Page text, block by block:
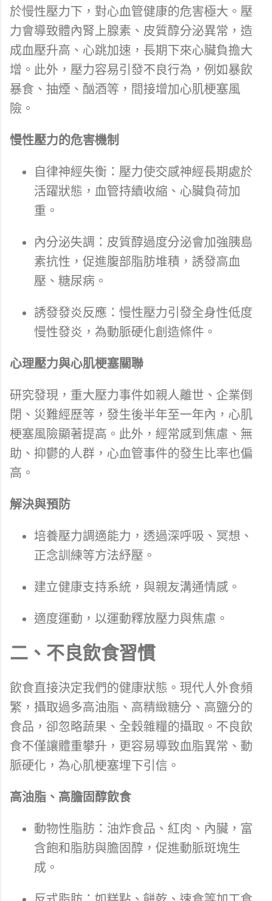
於慢性壓力下，對心血管健康的危害極大。壓
力會導致體內腎上腺素、皮質醇分泌異常，造
成血壓升高、心跳加速，長期下來心臟負擔大
增。此外，壓力容易引發不良行為，例如暴飲
暴食、抽煙、酗酒等，間接增加心肌梗塞風
險。
慢性壓力的危害機制
自律神經失衡：壓力使交感神經長期處於
活躍狀態，血管持續收縮、心臟負荷加
重。
內分泌失調：皮質醇過度分泌會加強胰島
素抗性，促進腹部脂肪堆積，誘發高血
壓、糖尿病。
誘發發炎反應：慢性壓力引發全身性低度
慢性發炎，為動脈硬化創造條件。
心理壓力與心肌梗塞關聯
研究發現，重大壓力事件如親人離世、企業倒
閉、災難經歷等，發生後半年至一年內，心肌
梗塞風險顯著提高。此外，經常感到焦慮、無
助、抑鬱的人群，心血管事件的發生比率也偏
高。
解決與預防
培養壓力調適能力，透過深呼吸、冥想、
正念訓練等方法紓壓。
建立健康支持系統，與親友溝通情感。
適度運動，以運動釋放壓力與焦慮。
二、不良飲食習慣
飲食直接決定我們的健康狀態。現代人外食頻
繁，攝取過多高油脂、高精緻糖分、高鹽分的
食品，卻忽略蔬果、全穀雜糧的攝取。不良飲
食不僅讓體重攀升，更容易導致血脂異常、動
脈硬化，為心肌梗塞埋下引信。
高油脂、高膽固醇飲食
動物性脂肪：油炸食品、紅肉、內臟，富
含飽和脂肪與膽固醇，促進動脈斑塊生
成。